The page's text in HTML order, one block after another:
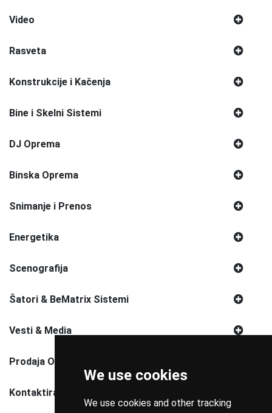
We use cookies
We use cookies and other tracking
Video
Rasveta
Konstrukcije i Kačenja
Bine i Skelni Sistemi
DJ Oprema
Binska Oprema
Snimanje i Prenos
Energetika
Scenografija
Šatori & BeMatrix Sistemi
Vesti & Media
Prodaja Opreme
Kontaktirajte Nas